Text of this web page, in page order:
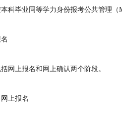
科毕业同等学力身份报考公共管理（
网上报名和网上确认两个阶段。
网上报名